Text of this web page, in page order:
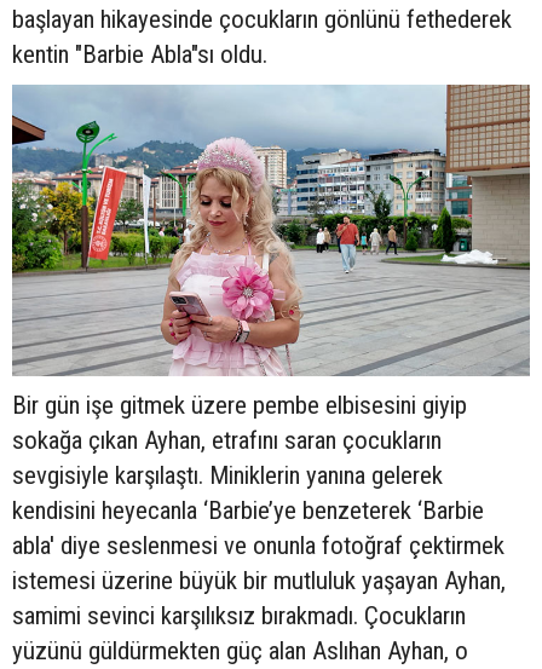
başlayan hikayesinde çocukların gönlünü fethederek
kentin "Barbie Abla"sı oldu.
Bir gün işe gitmek üzere pembe elbisesini giyip
sokağa çıkan Ayhan, etrafını saran çocukların
sevgisiyle karşılaştı. Miniklerin yanına gelerek
kendisini heyecanla ‘Barbie’ye benzeterek ‘Barbie
abla' diye seslenmesi ve onunla fotoğraf çektirmek
istemesi üzerine büyük bir mutluluk yaşayan Ayhan,
samimi sevinci karşılıksız bırakmadı. Çocukların
yüzünü güldürmekten güç alan Aslıhan Ayhan, o